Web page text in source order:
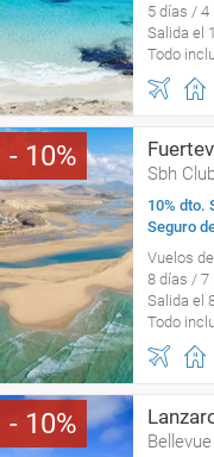
5 días / 4
Salida el
Todo
10
Sbh
10% dto.
Seguro
Vuelos
8 días / 7
Salida el
Todo
10